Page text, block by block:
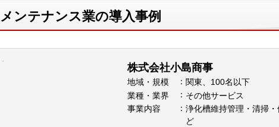
メンテナンス業の導入事例
株式会社小島商事
地域・規模
関東、100名以下
業種・業界
その他サービス
事業内容
浄化槽維持管理・清掃
ど